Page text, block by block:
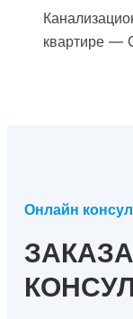
квартире —
Онлайн